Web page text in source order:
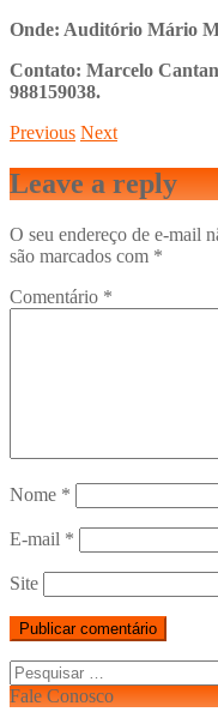
Onde: Auditório Mário
Contato: Marcelo
988159038.
Previous Next
Leave a reply
O seu endereço de e-mail
são marcados com *
Comentário *
Nome *
E-mail *
Site
Pesquisar
por:
Fale Conosco